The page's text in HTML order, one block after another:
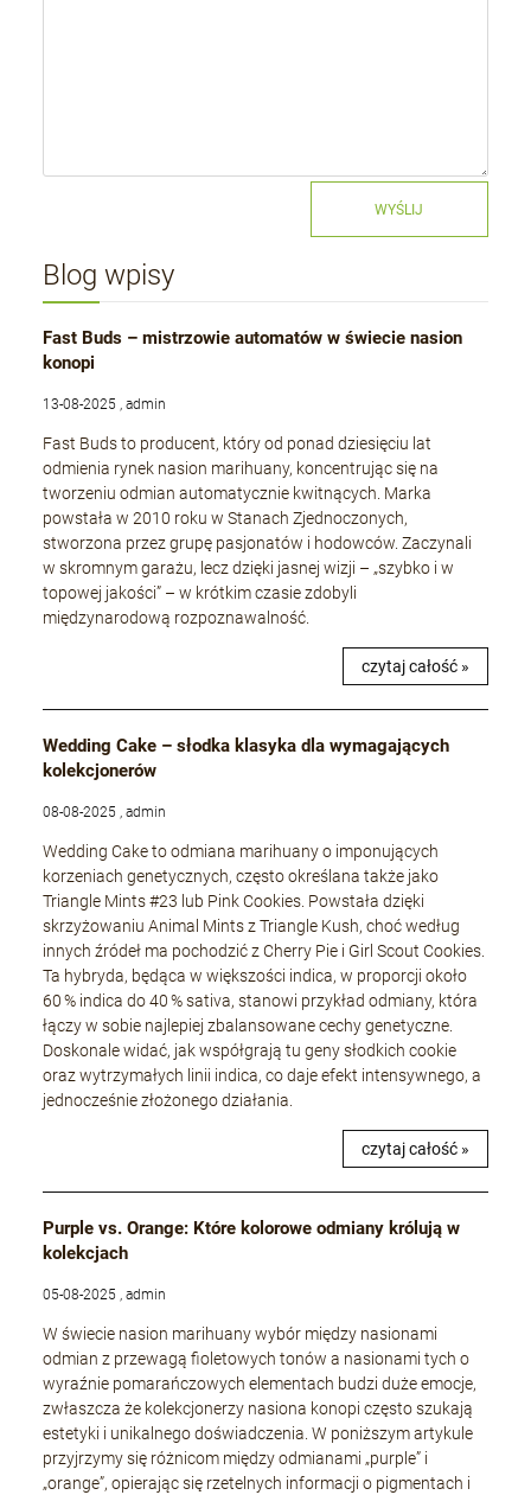
WYŚLIJ
Blog wpisy
Fast Buds – mistrzowie automatów w świecie nasion
konopi
13-08-2025 , admin
Fast Buds to producent, który od ponad dziesięciu lat
odmienia rynek nasion marihuany, koncentrując się na
tworzeniu odmian automatycznie kwitnących. Marka
powstała w 2010 roku w Stanach Zjednoczonych,
stworzona przez grupę pasjonatów i hodowców. Zaczynali
w skromnym garażu, lecz dzięki jasnej wizji – „szybko i w
topowej jakości” – w krótkim czasie zdobyli
międzynarodową rozpoznawalność.
czytaj całość »
Wedding Cake – słodka klasyka dla wymagających
kolekcjonerów
08-08-2025 , admin
Wedding Cake to odmiana marihuany o imponujących
korzeniach genetycznych, często określana także jako
Triangle Mints #23 lub Pink Cookies. Powstała dzięki
skrzyżowaniu Animal Mints z Triangle Kush, choć według
innych źródeł ma pochodzić z Cherry Pie i Girl Scout Cookies.
Ta hybryda, będąca w większości indica, w proporcji około
60 % indica do 40 % sativa, stanowi przykład odmiany, która
łączy w sobie najlepiej zbalansowane cechy genetyczne.
Doskonale widać, jak współgrają tu geny słodkich cookie
oraz wytrzymałych linii indica, co daje efekt intensywnego, a
jednocześnie złożonego działania.
czytaj całość »
Purple vs. Orange: Które kolorowe odmiany królują w
kolekcjach
05-08-2025 , admin
W świecie nasion marihuany wybór między nasionami
odmian z przewagą fioletowych tonów a nasionami tych o
wyraźnie pomarańczowych elementach budzi duże emocje,
zwłaszcza że kolekcjonerzy nasiona konopi często szukają
estetyki i unikalnego doświadczenia. W poniższym artykule
przyjrzymy się różnicom między odmianami „purple” i
„orange”, opierając się rzetelnych informacji o pigmentach i